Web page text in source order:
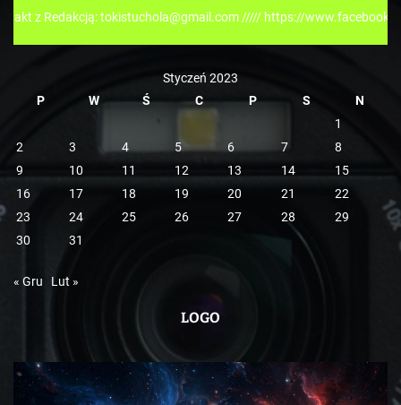
i
e
tokistuchola@gmail.com ///// https://www.facebook.com/
Styczeń 2023
P
W Ś C P S
N
1
2
3 4 5 6 7
8
9
10 11 12 13 14
15
16
17 18 19 20 21
22
23
24 25 26 27 28
29
30
31
« Gru Lut »
LOGO